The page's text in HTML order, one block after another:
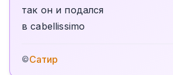
так он и подался
в cabellissimo
©Сатир